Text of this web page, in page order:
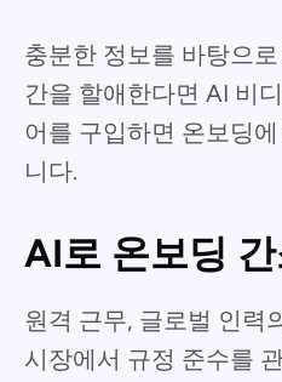
충분한 정보를 바탕으
간을 할애한다면 AI 비
어를 구입하면 온보딩
니다.
AI로 온보딩
원격 근무, 글로벌 인력
시장에서 규정 준수를